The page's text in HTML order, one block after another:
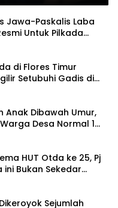
Jawa-Paskalis Laba
Untuk Pilkada
di Flores Timur
Setubuhi Gadis di
Anak Dibawah Umur,
Desa Normal 1
HUT Otda ke 25, Pj
Bukan Sekedar
Sejumlah